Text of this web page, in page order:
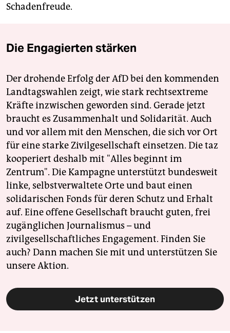
Schadenfreude.
Die Engagierten stärken
Der drohende Erfolg der AfD bei den kommenden
Landtagswahlen zeigt, wie stark rechtsextreme
Kräfte inzwischen geworden sind. Gerade jetzt
braucht es Zusammenhalt und Solidarität. Auch
und vor allem mit den Menschen, die sich vor Ort
für eine starke Zivilgesellschaft einsetzen. Die taz
kooperiert deshalb mit "Alles beginnt im
Zentrum". Die Kampagne unterstützt bundesweit
linke, selbstverwaltete Orte und baut einen
solidarischen Fonds für deren Schutz und Erhalt
auf. Eine offene Gesellschaft braucht guten, frei
zugänglichen Journalismus – und
zivilgesellschaftliches Engagement. Finden Sie
auch? Dann machen Sie mit und unterstützen Sie
unsere Aktion.
Jetzt unterstützen